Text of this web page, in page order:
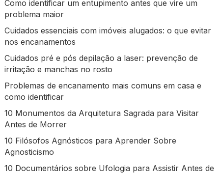
Como identificar um entupimento antes que vire um
problema maior
Cuidados essenciais com imóveis alugados: o que evitar
nos encanamentos
Cuidados pré e pós depilação a laser: prevenção de
irritação e manchas no rosto
Problemas de encanamento mais comuns em casa e
como identificar
10 Monumentos da Arquitetura Sagrada para Visitar
Antes de Morrer
10 Filósofos Agnósticos para Aprender Sobre
Agnosticismo
10 Documentários sobre Ufologia para Assistir Antes de